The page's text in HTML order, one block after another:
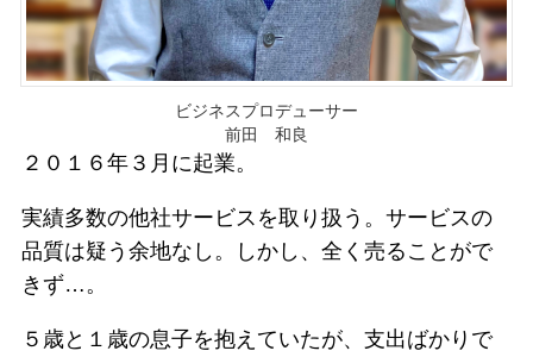
ビジネスプロデューサー
前田 和良
２０１６年３月に起業。
実績多数の他社サービスを取り扱う。サービスの
品質は疑う余地なし。しかし、全く売ることがで
きず…。
５歳と１歳の息子を抱えていたが、支出ばかりで